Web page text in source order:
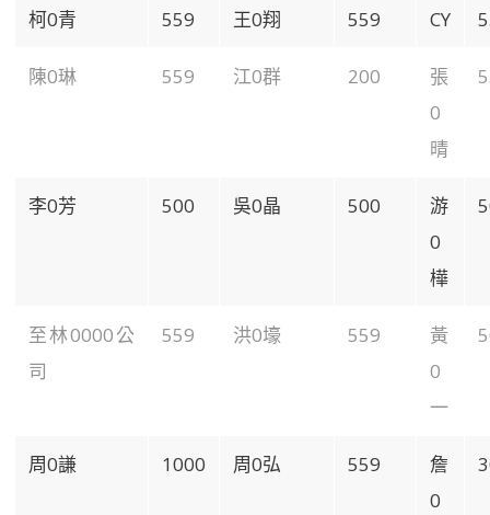
柯0青 559 王0翔 559 CY
陳0琳 559 江0群 200
張
0
晴
李0芳 500 吳0晶 500
游
0
樺
至林0000公
司
559 洪0壕 559
黃
0
一
周0謙 1000 周0弘 559
詹
0